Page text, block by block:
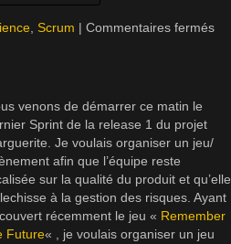
Scrum | Commentaires fermés
venons de démarrer ce matin le
Sprint de la release 1 du projet
Je voulais organiser un jeu/
afin que l’équipe reste
sur la qualité du produit et qu’elle
à la gestion des risques. Ayant
récemment le jeu « Remember
Future« , je voulais organiser un jeu